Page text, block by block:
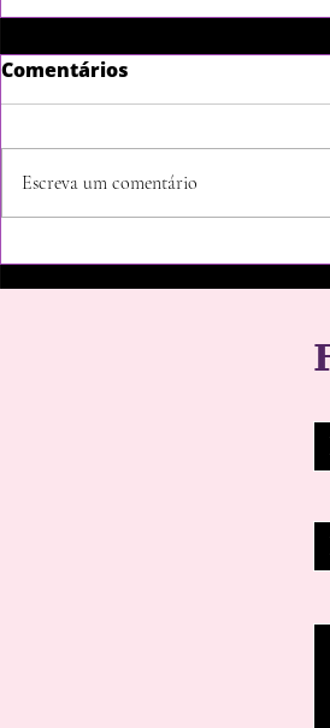
Comentários
Escreva um comentário